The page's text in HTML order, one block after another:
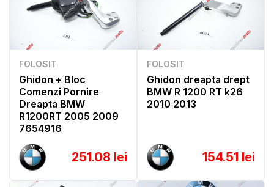
FOLOSIT
Ghidon + Bloc
Comenzi Pornire
Dreapta BMW
R1200RT 2005 2009
7654916
251.08 lei
FOLOSIT
Ghidon dreapta drept
BMW R 1200 RT k26
2010 2013
154.51 lei